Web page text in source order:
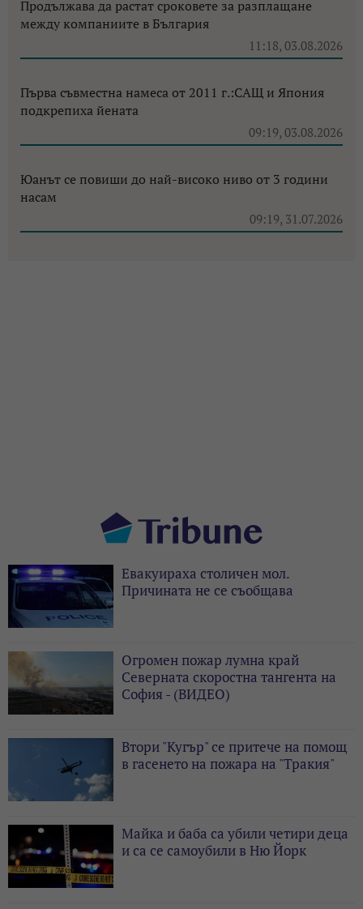
Продължава да растат сроковете за разплащане
между компаниите в България
11:18, 03.08.2026
Първа съвместна намеса от 2011 г.:САЩ и Япония
подкрепиха йената
09:19, 03.08.2026
Юанът се повиши до най-високо ниво от 3 години
насам
09:19, 31.07.2026
Евакуираха столичен мол.
Причината не се съобщава
Огромен пожар лумна край
Северната скоростна тангента на
София - (ВИДЕО)
Втори "Кугър" се притече на помощ
в гасенето на пожара на "Тракия"
Майка и баба са убили четири деца
и са се самоубили в Ню Йорк